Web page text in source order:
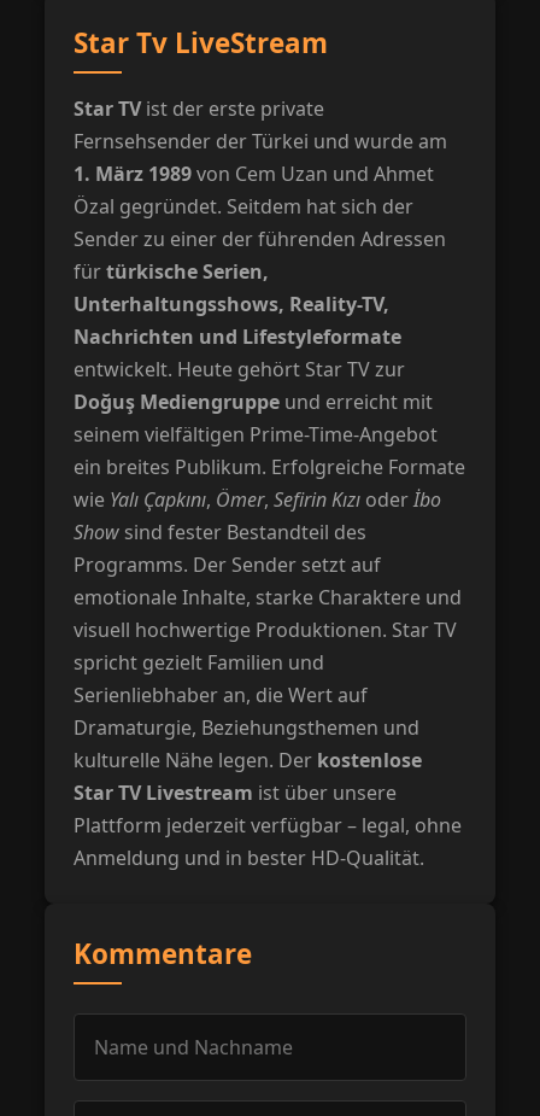
Star Tv LiveStream
Star TVist der erste private
Fernsehsender der Türkei und wurde am
1. März 1989von Cem Uzan und Ahmet
Özal gegründet. Seitdem hat sich der
Sender zu einer der führenden Adressen
fürtürkische Serien,
Unterhaltungsshows, Reality-TV,
Nachrichten und Lifestyleformate
entwickelt. Heute gehört Star TV zur
Doğuş Mediengruppe und erreicht mit
seinem vielfältigen Prime-Time-Angebot
ein breites Publikum. Erfolgreiche Formate
wie Yalı Çapkını, Ömer,Sefirin Kızı oderİbo
Show sind fester Bestandteil des
Programms. Der Sender setzt auf
emotionale Inhalte, starke Charaktere und
visuell hochwertige Produktionen. Star TV
spricht gezielt Familien und
Serienliebhaber an, die Wert auf
Dramaturgie, Beziehungsthemen und
kulturelle Nähe legen. Der kostenlose
Star TV Livestream ist über unsere
Plattform jederzeit verfügbar – legal, ohne
Anmeldung und in bester HD-Qualität.
Kommentare